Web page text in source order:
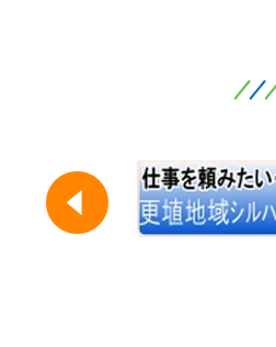
2
枚